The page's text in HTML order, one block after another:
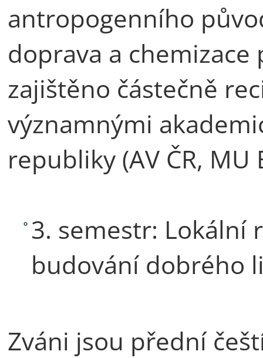
antropogenního
doprava a
zajištěno částečně
významnými
republiky (AV ČR,
3. semestr:
budování dobrého
Zváni jsou přední